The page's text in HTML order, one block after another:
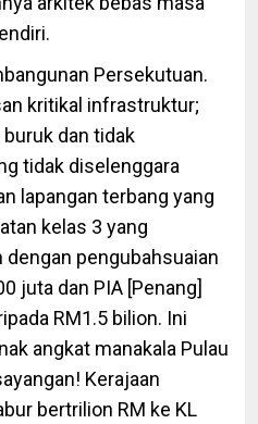
Persekutuan.
kritikal infrastruktur;
dan tidak
tidak diselenggara
lapangan terbang yang
kelas 3 yang
dengan pengubahsuaian
juta dan PIA [Penang]
RM1.5 bilion. Ini
angkat manakala Pulau
Kerajaan
bertrilion RM ke KL